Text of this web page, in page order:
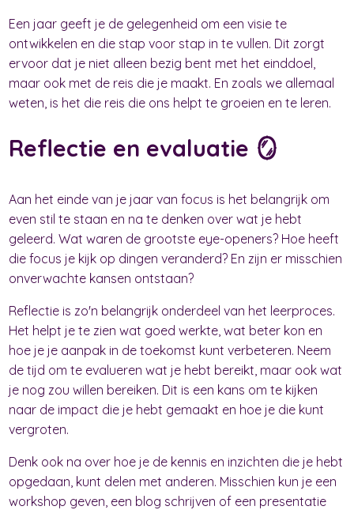
Een jaar geeft je de gelegenheid om een visie te
ontwikkelen en die stap voor stap in te vullen. Dit zorgt
ervoor dat je niet alleen bezig bent met het einddoel,
maar ook met de reis die je maakt. En zoals we allemaal
weten, is het die reis die ons helpt te groeien en te leren.
Reflectie en evaluatie 🪞
Aan het einde van je jaar van focus is het belangrijk om
even stil te staan en na te denken over wat je hebt
geleerd. Wat waren de grootste eye-openers? Hoe heeft
die focus je kijk op dingen veranderd? En zijn er misschien
onverwachte kansen ontstaan?
Reflectie is zo'n belangrijk onderdeel van het leerproces.
Het helpt je te zien wat goed werkte, wat beter kon en
hoe je je aanpak in de toekomst kunt verbeteren. Neem
de tijd om te evalueren wat je hebt bereikt, maar ook wat
je nog zou willen bereiken. Dit is een kans om te kijken
naar de impact die je hebt gemaakt en hoe je die kunt
vergroten.
Denk ook na over hoe je de kennis en inzichten die je hebt
opgedaan, kunt delen met anderen. Misschien kun je een
workshop geven, een blog schrijven of een presentatie